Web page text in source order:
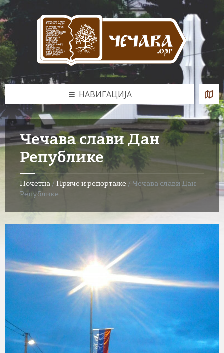
Skip
to
content
Skip
to
left
sidebar
Skip
to
footer
НАВИГАЦИЈА
Чечава слави Дан
Републике
Почетна / Приче и репортаже / Чечава слави Дан
Републике